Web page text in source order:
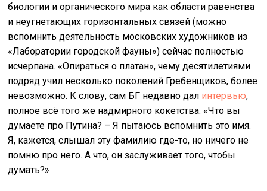
биологии и органического мира как области равенства
и неугнетающих горизонтальных связей (можно
вспомнить деятельность московских художников из
«Лаборатории городской фауны») сейчас полностью
исчерпана. «Опираться о платан», чему десятилетиями
подряд учил несколько поколений Гребенщиков, более
невозможно. К слову, сам БГ недавно дал интервью,
полное всё того же надмирного кокетства: «Что вы
думаете про Путина? – Я пытаюсь вспомнить это имя.
Я, кажется, слышал эту фамилию где-то, но ничего не
помню про него. А что, он заслуживает того, чтобы
думать?»